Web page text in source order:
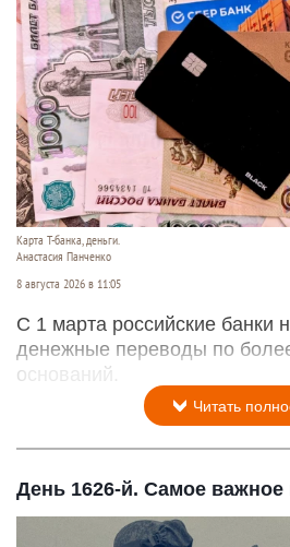
Карта Т-банка, деньги.
Анастасия Панченко
8 августа 2026 в 11:05
С 1 марта российские банки
денежные переводы по
оснований.
Читать
День 1626-й. Самое важное